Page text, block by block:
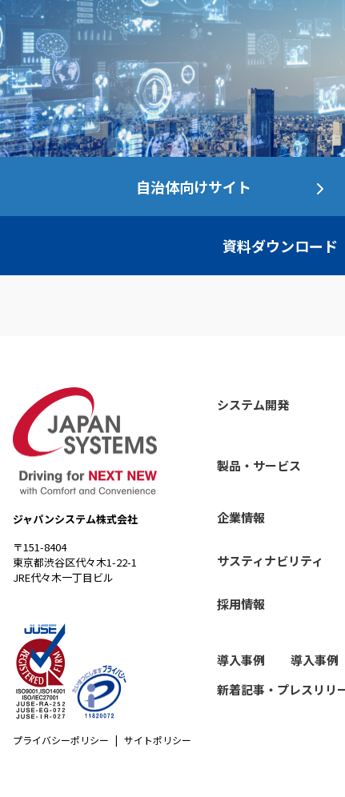
自治体向けサイト
資料ダウンロード
ジャパンシステム株式会社
〒151-8404
東京都渋谷区代々木1-22-1
JRE代々木一丁目ビル
プライバシーポリシー サイトポリシー
システム開発
製品・サービス
企業情報
サスティナビリティ
採用情報
導入事例 導入事例
新着記事・プレスリリ